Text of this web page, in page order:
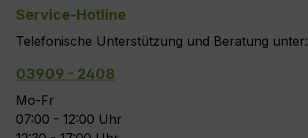
Service-Hotline
Telefonische Unterstützung und Beratung unter:
03909 - 2408
Mo-Fr
07:00 - 12:00 Uhr